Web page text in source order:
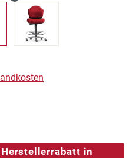
von 5 von 5 Sternen
in